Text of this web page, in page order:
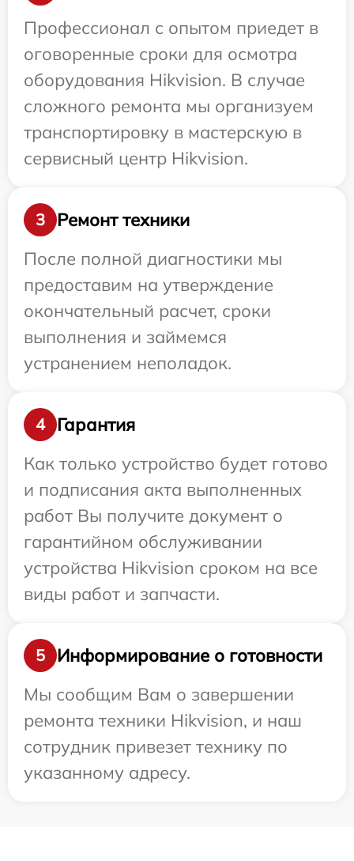
Профессионал с опытом приедет в
оговоренные сроки для осмотра
оборудования Hikvision. В случае
сложного ремонта мы организуем
транспортировку в мастерскую в
сервисный центр Hikvision.
3
Ремонт техники
После полной диагностики мы
предоставим на утверждение
окончательный расчет, сроки
выполнения и займемся
устранением неполадок.
4
Гарантия
Как только устройство будет готово
и подписания акта выполненных
работ Вы получите документ о
гарантийном обслуживании
устройства Hikvision сроком на все
виды работ и запчасти.
5
Информирование о готовности
Мы сообщим Вам о завершении
ремонта техники Hikvision, и наш
сотрудник привезет технику по
указанному адресу.